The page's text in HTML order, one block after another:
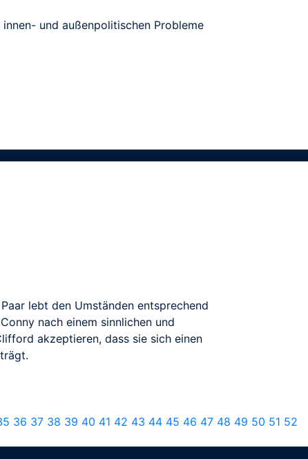
und außenpolitischen Probleme
lebt den Umständen entsprechend
nach einem sinnlichen und
akzeptieren, dass sie sich einen
36 37 38 39 40 41 42 43 44 45 46 47 48 49 50 51 52